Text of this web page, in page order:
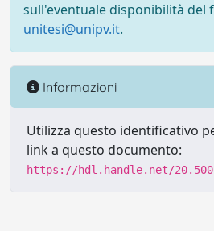
sull'eventuale disponibilità del
unitesi@unipv.it.
Informazioni
Utilizza questo identificativo
link a questo documento:
https://hdl.handle.net/